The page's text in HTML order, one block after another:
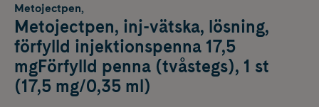
Metojectpen,
Metojectpen, inj-vätska, lösning,
förfylld injektionspenna 17,5
mgFörfylld penna (tvåstegs), 1 st
(17,5 mg/0,35 ml)